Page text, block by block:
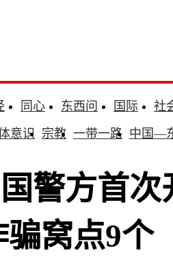
同心 东西问 国际
社
意识 宗教 一带一路 中国—
警方首
窝点9个